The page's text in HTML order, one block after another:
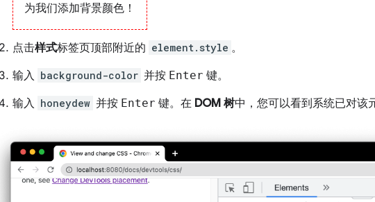
为我们添加背景颜色！
点击样式标签页顶部附近的 element.style 。
输入 background-color 并按 Enter 键。
输入 honeydew 并按 Enter 键。在 DOM 树中，您可以看到系统已对该